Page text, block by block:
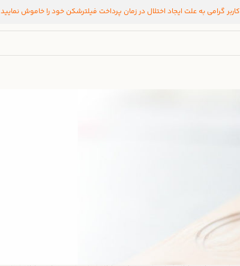
کاربر گرامی به علت ایجاد اختلال در زمان پرداخت فیلترشکن خود را خاموش نمایید